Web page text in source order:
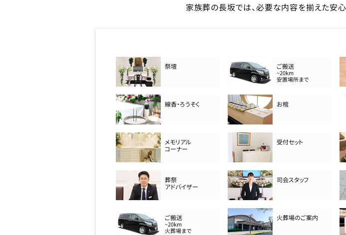
家族葬の長坂では、必要な内容を揃えた安
祭壇 ご搬送
~20km
安置場所まで
線香・ろうそく お棺
メモリアル
コーナー
受付セット
葬祭
アドバイザー
司会スタッフ
ご搬送
~20km
火葬場まで
火葬場のご案内